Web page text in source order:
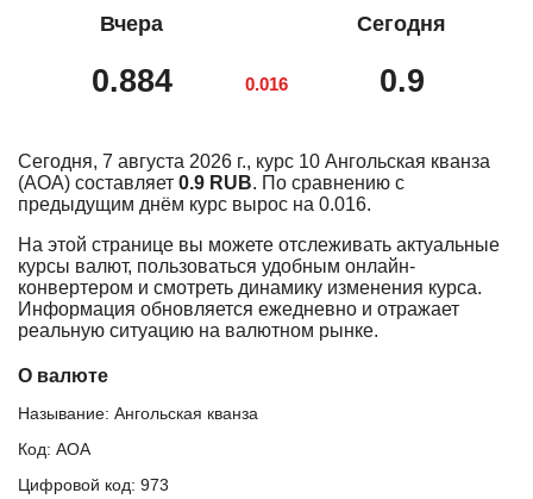
Вчера
0.884 0.016
Сегодня
0.9
Сегодня, 7 августа 2026 г., курс 10 Ангольская кванза
(AOA) составляет 0.9 RUB. По сравнению с
предыдущим днём курс вырос на 0.016.
На этой странице вы можете отслеживать актуальные
курсы валют, пользоваться удобным онлайн-
конвертером и смотреть динамику изменения курса.
Информация обновляется ежедневно и отражает
реальную ситуацию на валютном рынке.
О валюте
Называние: Ангольская кванза
Код: AOA
Цифровой код: 973